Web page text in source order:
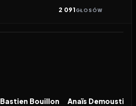
2 091GŁOSÓW
Bastien Bouillon Anaïs Demoustier